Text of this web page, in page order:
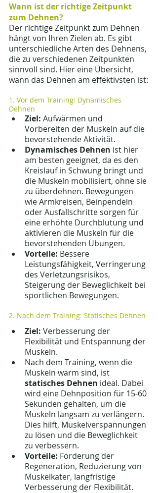
Wann ist der richtige Zeitpunkt
zum Dehnen?
Der richtige Zeitpunkt zum Dehnen
hängt von Ihren Zielen ab. Es gibt
unterschiedliche Arten des Dehnens,
die zu verschiedenen Zeitpunkten
sinnvoll sind. Hier eine Übersicht,
wann das Dehnen am effektivsten ist:
1. Vor dem Training: Dynamisches
Dehnen
Ziel: Aufwärmen und
Vorbereiten der Muskeln auf die
bevorstehende Aktivität.
Dynamisches Dehnen ist hier
am besten geeignet, da es den
Kreislauf in Schwung bringt und
die Muskeln mobilisiert, ohne sie
zu überdehnen. Bewegungen
wie Armkreisen, Beinpendeln
oder Ausfallschritte sorgen für
eine erhöhte Durchblutung und
aktivieren die Muskeln für die
bevorstehenden Übungen.
Vorteile: Bessere
Leistungsfähigkeit, Verringerung
des Verletzungsrisikos,
Steigerung der Beweglichkeit bei
sportlichen Bewegungen.
2. Nach dem Training: Statisches Dehnen
Ziel: Verbesserung der
Flexibilität und Entspannung der
Muskeln.
Nach dem Training, wenn die
Muskeln warm sind, ist
statisches Dehnen ideal. Dabei
wird eine Dehnposition für 15-60
Sekunden gehalten, um die
Muskeln langsam zu verlängern.
Dies hilft, Muskelverspannungen
zu lösen und die Beweglichkeit
zu verbessern.
Vorteile: Förderung der
Regeneration, Reduzierung von
Muskelkater, langfristige
Verbesserung der Flexibilität.